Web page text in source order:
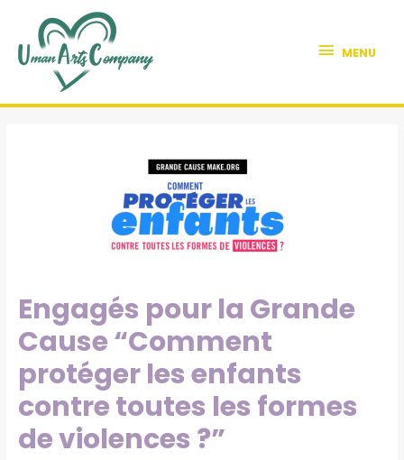
MENU
Engagés pour la Grande
Cause “Comment
protéger les enfants
contre toutes les formes
de violences ?”